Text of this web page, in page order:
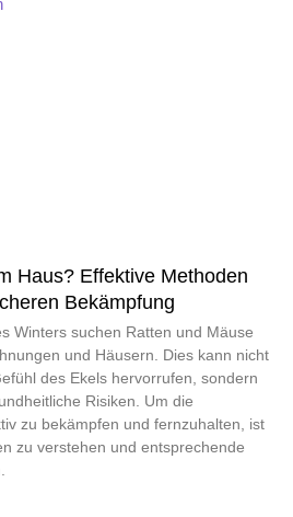
Haus? Effektive Methoden
Bekämpfung
Winters suchen Ratten und Mäuse
und Häusern. Dies kann nicht
des Ekels hervorrufen, sondern
Risiken. Um die
zu bekämpfen und fernzuhalten, ist
zu verstehen und entsprechende